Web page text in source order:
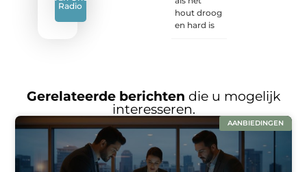
Radio
hout droog
en hard is
Gerelateerde berichten die u mogelijk
interesseren.
AANBIEDINGEN